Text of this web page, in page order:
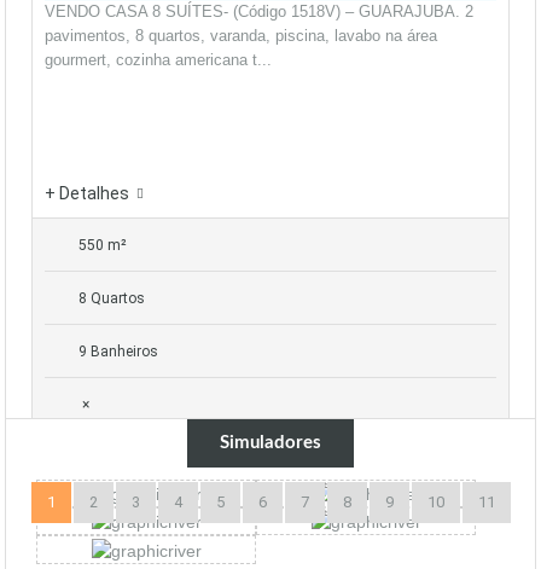
VENDO CASA 8 SUÍTES- (Código 1518V) – GUARAJUBA. 2
pavimentos, 8 quartos, varanda, piscina, lavabo na área
gourmert, cozinha americana t...
+ Detalhes
550 m²
8 Quartos
9 Banheiros
×
1 2 3 4 5 6 7 8 9 10 11
Simuladores